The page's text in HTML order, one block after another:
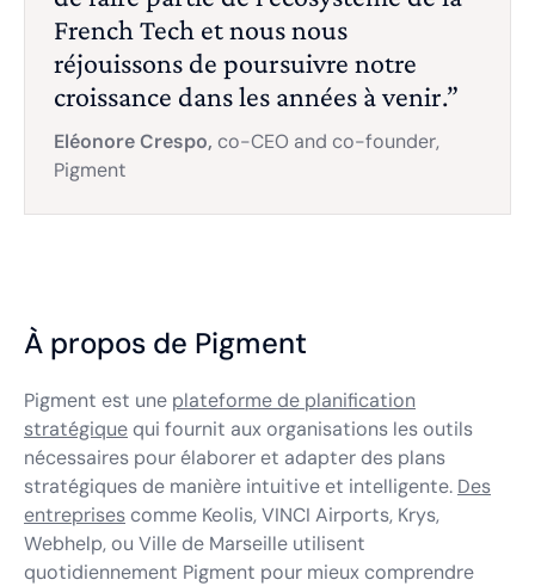
French Tech et nous nous
réjouissons de poursuivre notre
croissance dans les années à venir.”
Eléonore Crespo, co-CEO and co-founder,
Pigment
À propos de Pigment
Pigment est une plateforme de planification
stratégiquequi fournit aux organisations les outils
nécessaires pour élaborer et adapter des plans
stratégiques de manière intuitive et intelligente. Des
entreprisescomme Keolis, VINCI Airports, Krys,
Webhelp, ou Ville de Marseille utilisent
quotidiennement Pigment pour mieux comprendre